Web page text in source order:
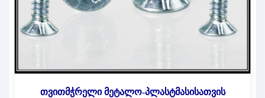
თვითმჭრელი მეტალო-პლასტმასისათვის